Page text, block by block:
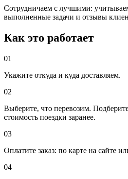
Сотрудничаем с лучшими:
выполненные задачи и отзывы
Как это работает
01
Укажите откуда и куда доставляем.
02
Выберите, что перевозим.
стоимость поездки заранее.
03
Оплатите заказ: по карте на сайте
04